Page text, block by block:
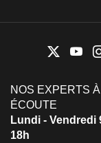
NOS EXPERTS
ÉCOUTE
Lundi - Vendredi
18h